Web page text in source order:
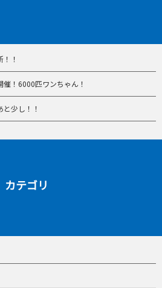
！
催！6000匹ワンちゃん！
と少し！！
カテゴリ